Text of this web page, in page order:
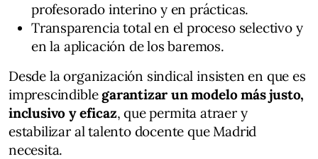
profesorado interino y en prácticas.
Transparencia total en el proceso selectivo y
en la aplicación de los baremos.
Desde la organización sindical insisten en que es
imprescindible garantizar un modelo más justo,
inclusivo y eficaz, que permita atraer y
estabilizar al talento docente que Madrid
necesita.